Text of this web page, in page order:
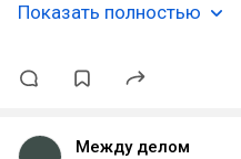
Показать полностью
Между делом